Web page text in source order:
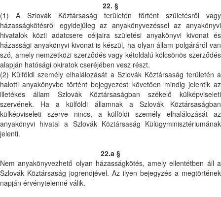
22. §
(1) A Szlovák Köztársaság területén történt születésről vagy
házasságkötésről egyidejűleg az anyakönyvezéssel az anyakönyvi
hivatalok közti adatcsere céljaira születési anyakönyvi kivonat és
házassági anyakönyvi kivonat is készül, ha olyan állam polgáráról van
szó, amely nemzetközi szerződés vagy kétoldalú kölcsönös szerződés
alapján hatósági okiratok cseréjében vesz részt.
(2) Külföldi személy elhalálozását a Szlovák Köztársaság területén a
halotti anyakönyvbe történt bejegyezést követően mindig jelentik az
illetékes állam Szlovák Köztársaságban székelő külképviseleti
szervének. Ha a külföldi államnak a Szlovák Köztársaságban
külképviseleti szerve nincs, a külföldi személy elhalálozását az
anyakönyvi hivatal a Szlovák Köztársaság Külügyminisztériumának
jelenti.
22.a §
Nem anyakönyvezhető olyan házasságkötés, amely ellentétben áll a
Szlovák Köztársaság jogrendjével. Az ilyen bejegyzés a megtörtének
napján érvénytelenné válik.